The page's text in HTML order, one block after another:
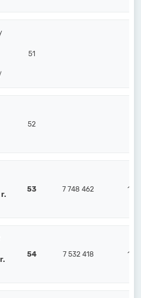
51
52
53 7 748 462 1
54 7 532 418 1